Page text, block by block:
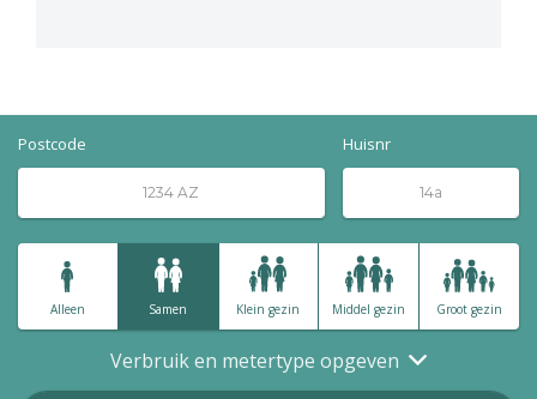
Postcode Huisnr
Alleen Samen Klein gezin Middel gezin Groot gezin
Verbruik en metertype opgeven